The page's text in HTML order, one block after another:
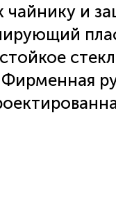
чайнику и
крышки.